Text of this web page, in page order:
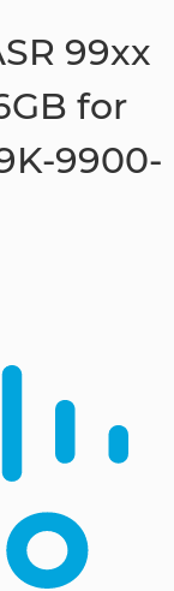
99xx
for
9900-